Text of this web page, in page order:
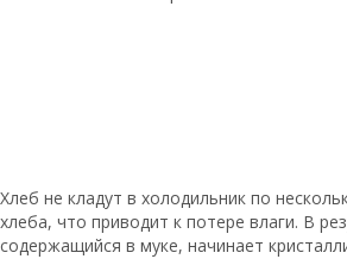
Хлеб не кладут в холодильник по
хлеба, что приводит к потере влаги. В
содержащийся в муке, начинает